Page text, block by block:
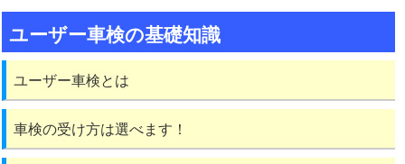
ユーザー車検の基礎知識
ユーザー車検とは
車検の受け方は選べます！